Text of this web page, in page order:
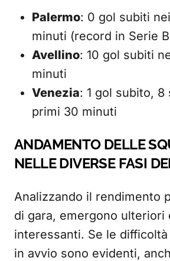
Palermo: 0 gol subiti
minuti (record in Serie
Avellino: 10 gol subiti
minuti
Venezia: 1 gol subito, 8
primi 30 minuti
ANDAMENTO DELLE
NELLE DIVERSE FASI
Analizzando il rendimento
di gara, emergono ulteriori
interessanti. Se le difficoltà
in avvio sono evidenti,